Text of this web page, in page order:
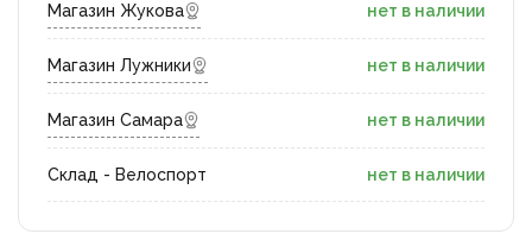
Магазин Жукова нет в наличии
Магазин Лужники нет в наличии
Магазин Самара нет в наличии
Склад - Велоспорт нет в наличии